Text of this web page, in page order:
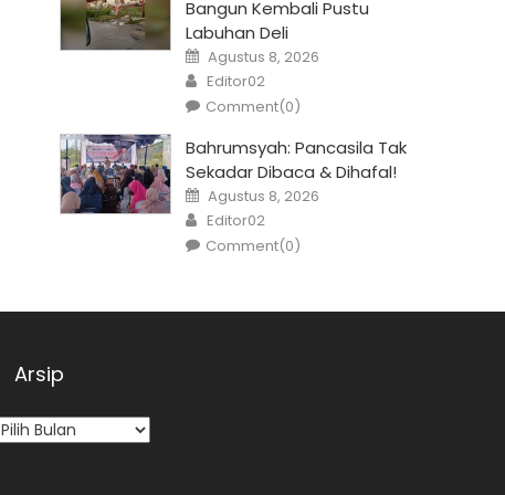
Bangun Kembali Pustu
Labuhan Deli
Posted
on
Agustus 8, 2026
Author
Editor02
Comment(0)
Bahrumsyah: Pancasila Tak
Sekadar Dibaca & Dihafal!
Posted
on
Agustus 8, 2026
Author
Editor02
Comment(0)
Arsip
Arsip